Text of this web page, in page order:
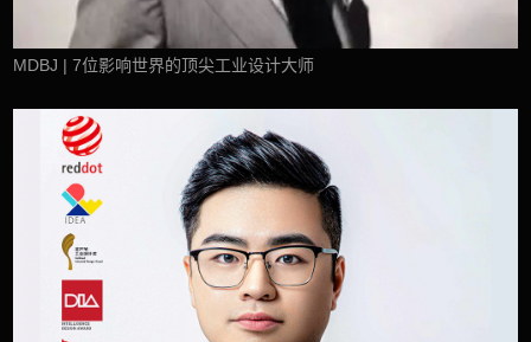
MDBJ | 7位影响世界的顶尖工业设计大师